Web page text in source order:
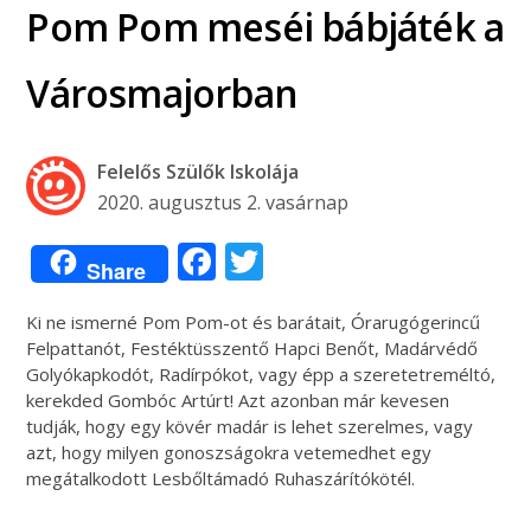
Pom Pom meséi bábjáték a
Városmajorban
Felelős Szülők Iskolája
2020. augusztus 2. vasárnap
Share Facebook
Ki ne ismerné Pom Pom-ot és barátait, Órarugógerincű
Felpattanót, Festéktüsszentő Hapci Benőt, Madárvédő
Golyókapkodót, Radírpókot, vagy épp a szeretetreméltó,
kerekded Gombóc Artúrt! Azt azonban már kevesen
tudják, hogy egy kövér madár is lehet szerelmes, vagy
azt, hogy milyen gonoszságokra vetemedhet egy
megátalkodott Lesbőltámadó Ruhaszárítókötél.